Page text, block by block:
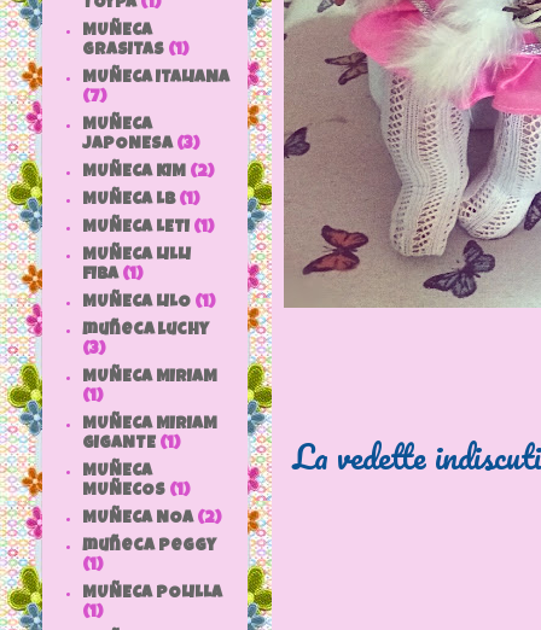
La vedette
MUÑECA
GRASITAS (1)
MUÑECA ITALIANA
(7)
MUÑECA
JAPONESA (3)
MUÑECA KIM (2)
MUÑECA LB (1)
MUÑECA LETI (1)
MUÑECA LILLI
FIBA (1)
MUÑECA LILO (1)
muñeca luchy
(3)
MUÑECA MIRIAM
(1)
MUÑECA MIRIAM
GIGANTE (1)
MUÑECA
MUÑECOS (1)
MUÑECA NOA (2)
muñeca peggy
(1)
MUÑECA POLILLA
(1)